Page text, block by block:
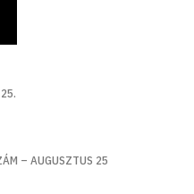
25.
– AUGUSZTUS 25